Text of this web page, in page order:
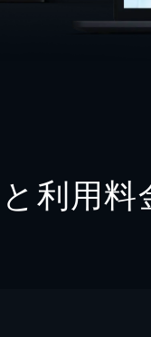
利用料